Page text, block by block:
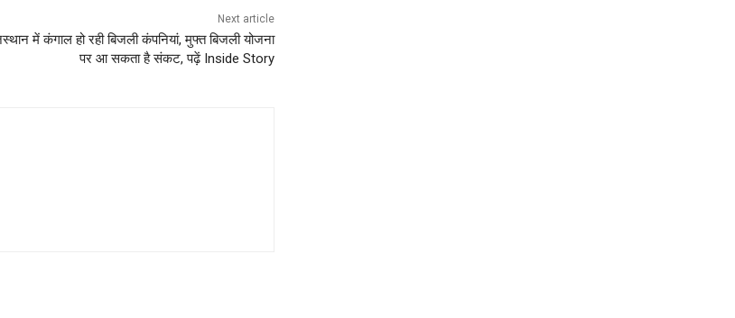
Next article
में कंगाल हो रही बिजली कंपनियां, मुफ्त बिजली योजना
पर आ सकता है संकट, पढ़ें Inside Story